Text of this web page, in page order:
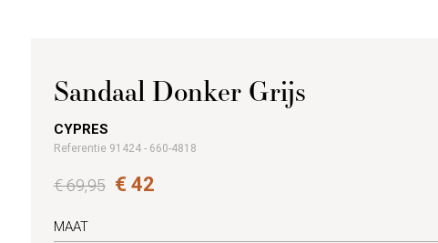
Sandaal Donker Grijs
CYPRES
Referentie 91424 - 660-4818
€ 69,95 € 42
MAAT